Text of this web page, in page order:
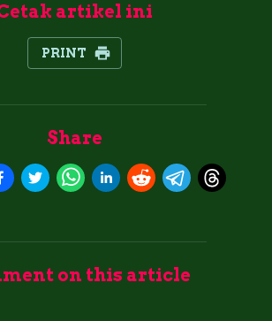
artikel ini
PRINT
Share
on this article